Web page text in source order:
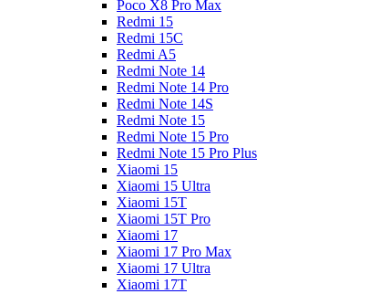
Poco X8 Pro Max
Redmi 15
Redmi 15C
Redmi A5
Redmi Note 14
Redmi Note 14 Pro
Redmi Note 14S
Redmi Note 15
Redmi Note 15 Pro
Redmi Note 15 Pro Plus
Xiaomi 15
Xiaomi 15 Ultra
Xiaomi 15T
Xiaomi 15T Pro
Xiaomi 17
Xiaomi 17 Pro Max
Xiaomi 17 Ultra
Xiaomi 17T